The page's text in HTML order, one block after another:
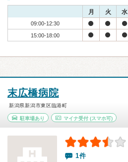
月 火 水
09:00-12:30
15:00-18:00
末広橋病院
新潟県新潟市東区臨港町
駐車場あり マイナ受付(スマホ可)
1件